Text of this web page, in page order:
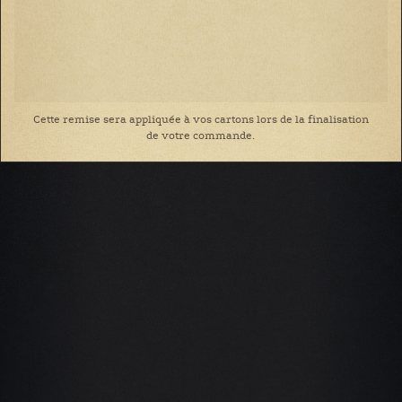
Cette remise sera appliquée à vos cartons lors de la finalisation
de votre commande.